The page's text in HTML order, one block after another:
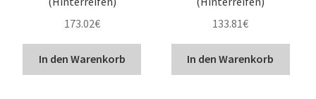
173.02€
In den Warenkorb
133.81€
In den Warenkorb